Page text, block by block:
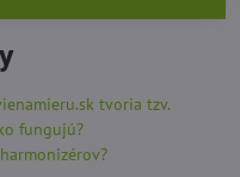
tvoria tzv.
fungujú?